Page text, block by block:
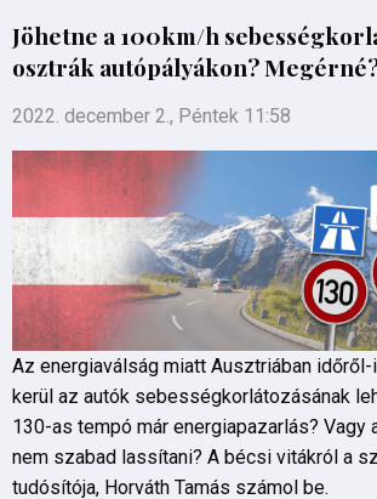
Jöhetne a 100km/h
osztrák autópályákon?
2022. december 2., Péntek 11:58
Az energiaválság miatt Ausztriában
kerül az autók sebességkorlátozásának
130-as tempó már energiapazarlás? Vagy
nem szabad lassítani? A bécsi vitákról a
tudósítója, Horváth Tamás számol be.